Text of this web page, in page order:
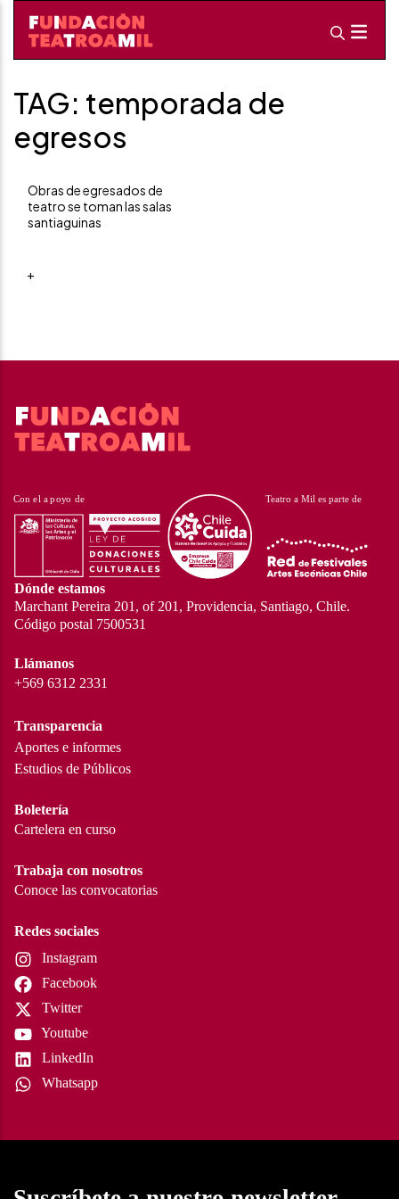
TAG: temporada de
egresos
Obras de egresados de
teatro se toman las salas
santiaguinas
+
Dónde estamos
Marchant Pereira 201, of 201, Providencia, Santiago, Chile.
Código postal 7500531
Llámanos
+569 6312 2331
Transparencia
Aportes e informes
Estudios de Públicos
Boletería
Cartelera en curso
Trabaja con nosotros
Conoce las convocatorias
Redes sociales
Instagram
Facebook
Twitter
Youtube
LinkedIn
Whatsapp